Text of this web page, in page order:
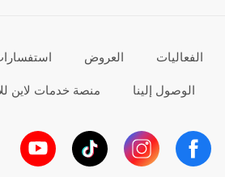
الفعاليات العروض
الوصول إلينا منصة خدمات لاين